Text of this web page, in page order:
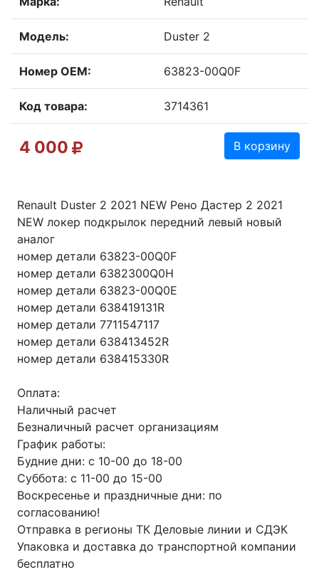
Модель: Duster 2
Номер OEM: 63823-00Q0F
Код товара: 3714361
4 000 В корзину
Renault Duster 2 2021 NEW Рено Дастер 2 2021
NEW локер подкрылок передний левый новый
аналог
номер детали 63823-00Q0F
номер детали 6382300Q0H
номер детали 63823-00Q0E
номер детали 638419131R
номер детали 7711547117
номер детали 638413452R
номер детали 638415330R
Оплата:
Наличный расчет
Безналичный расчет организациям
График работы:
Будние дни: с 10-00 до 18-00
Суббота: с 11-00 до 15-00
Воскресенье и праздничные дни: по
согласованию!
Отправка в регионы ТК Деловые линии и СДЭК
Упаковка и доставка до транспортной компании
бесплатно